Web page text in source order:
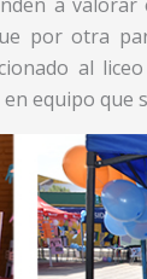
por otra
al
equipo que